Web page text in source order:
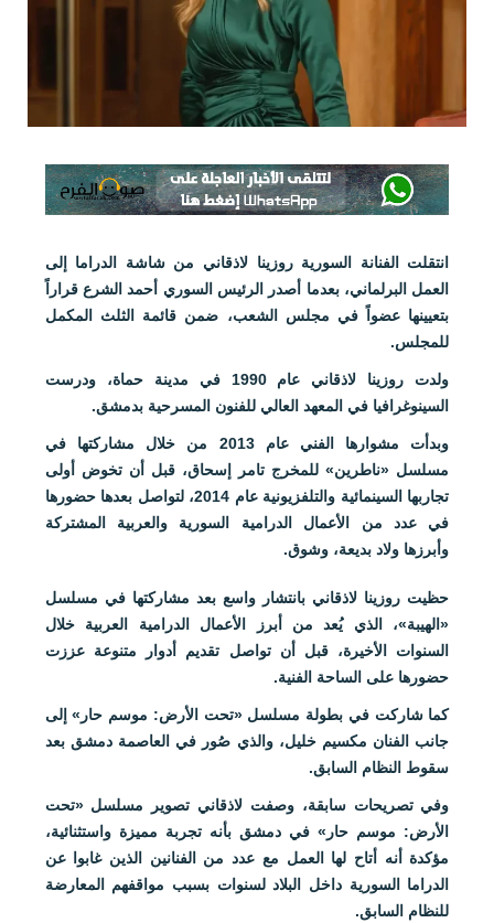
انتقلت الفنانة السورية روزينا لاذقاني من شاشة الدراما إلى
العمل البرلماني، بعدما أصدر الرئيس السوري أحمد الشرع قراراً
بتعيينها عضواً في مجلس الشعب، ضمن قائمة الثلث المكمل
للمجلس.
ولدت روزينا لاذقاني عام 1990 في مدينة حماة، ودرست
السينوغرافيا في المعهد العالي للفنون المسرحية بدمشق.
وبدأت مشوارها الفني عام 2013 من خلال مشاركتها في
مسلسل «ناطرين» للمخرج تامر إسحاق، قبل أن تخوض أولى
تجاربها السينمائية والتلفزيونية عام 2014، لتواصل بعدها حضورها
في عدد من الأعمال الدرامية السورية والعربية المشتركة
وأبرزها ولاد بديعة، وشوق.
حظيت روزينا لاذقاني بانتشار واسع بعد مشاركتها في مسلسل
«الهيبة»، الذي يُعد من أبرز الأعمال الدرامية العربية خلال
السنوات الأخيرة، قبل أن تواصل تقديم أدوار متنوعة عززت
حضورها على الساحة الفنية.
كما شاركت في بطولة مسلسل «تحت الأرض: موسم حار» إلى
جانب الفنان مكسيم خليل، والذي صُور في العاصمة دمشق بعد
سقوط النظام السابق.
وفي تصريحات سابقة، وصفت لاذقاني تصوير مسلسل «تحت
الأرض: موسم حار» في دمشق بأنه تجربة مميزة واستثنائية،
مؤكدة أنه أتاح لها العمل مع عدد من الفنانين الذين غابوا عن
الدراما السورية داخل البلاد لسنوات بسبب مواقفهم المعارضة
للنظام السابق.